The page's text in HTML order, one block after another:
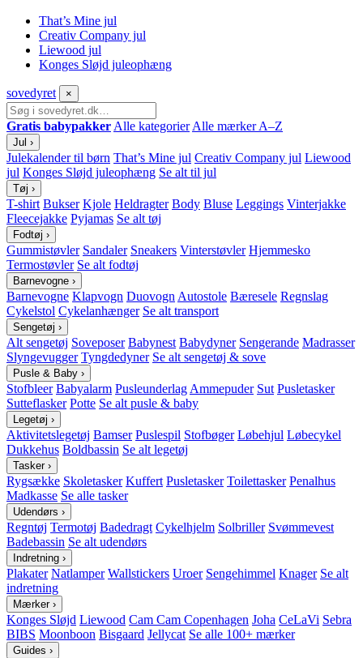
That’s Mine jul
Creativ Company jul
Liewood jul
Konges Sløjd juleophæng
sovedyret ×
Gratis babypakker Alle kategorier Alle mærker A–Z
Jul ›
Julekalender til børn That’s Mine jul Creativ Company jul Liewood
jul Konges Sløjd juleophæng Se alt til jul
Tøj ›
T-shirt Bukser Kjole Heldragter Body Bluse Leggings Vinterjakke
Fleecejakke Pyjamas Se alt tøj
Fodtøj ›
Gummistøvler Sandaler Sneakers Vinterstøvler Hjemmesko
Termostøvler Se alt fodtøj
Barnevogne ›
Barnevogne Klapvogn Duovogn Autostole Bæresele Regnslag
Cykelstol Cykelanhænger Se alt transport
Sengetøj ›
Alt sengetøj Soveposer Babynest Babydyner Sengerande Madrasser
Slyngevugger Tyngdedyner Se alt sengetøj & sove
Pusle & Baby ›
Stofbleer Babyalarm Pusleunderlag Ammepuder Sut Pusletasker
Sutteflasker Potte Se alt pusle & baby
Legetøj ›
Aktivitetslegetøj Bamser Puslespil Stofbøger Løbehjul Løbecykel
Dukkehus Boldbassin Se alt legetøj
Tasker ›
Rygsække Skoletasker Kuffert Pusletasker Toilettasker Penalhus
Madkasse Se alle tasker
Udendørs ›
Regntøj Termotøj Badedragt Cykelhjelm Solbriller Svømmevest
Badebassin Se alt udendørs
Indretning ›
Plakater Natlamper Wallstickers Uroer Sengehimmel Knager Se alt
indretning
Mærker ›
Konges Sløjd Liewood Cam Cam Copenhagen Joha CeLaVi Sebra
BIBS Moonboon Bisgaard Jellycat Se alle 100+ mærker
Guides ›